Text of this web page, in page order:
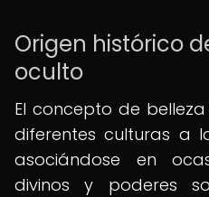
Origen histórico
oculto
El concepto de
diferentes culturas a
asociándose en
divinos y poderes